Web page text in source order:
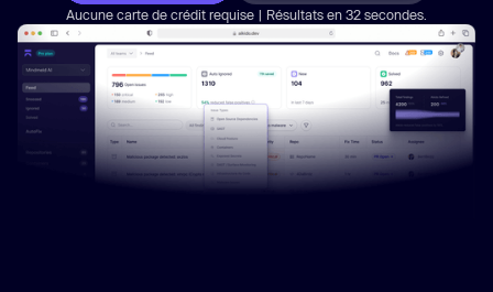
Aucune carte de crédit requise | Résultats en 32 secondes.